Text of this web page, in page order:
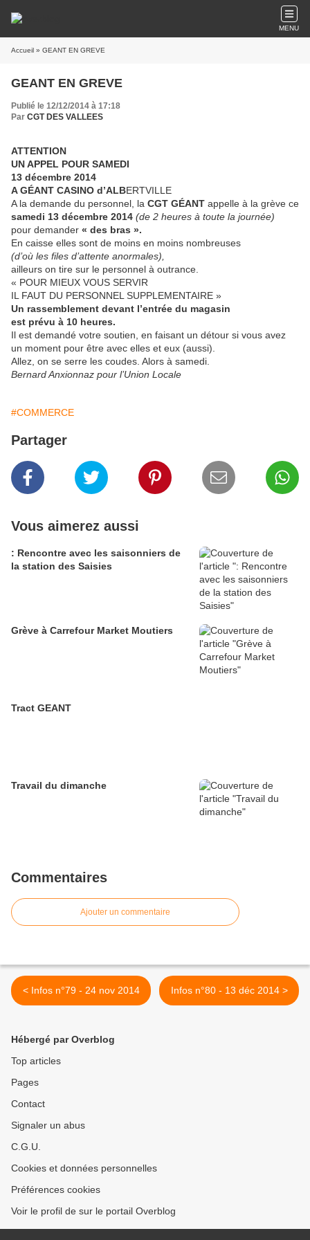
MENU
Accueil » GEANT EN GREVE
GEANT EN GREVE
Publié le 12/12/2014 à 17:18
Par CGT DES VALLEES
ATTENTION
UN APPEL POUR SAMEDI
13 décembre 2014
A GÉANT CASINO d’ALBERTVILLE
A la demande du personnel, la CGT GÉANT appelle à la grève ce
samedi 13 décembre 2014 (de 2 heures à toute la journée)
pour demander « des bras ».
En caisse elles sont de moins en moins nombreuses
(d’où les files d’attente anormales),
ailleurs on tire sur le personnel à outrance.
« POUR MIEUX VOUS SERVIR
IL FAUT DU PERSONNEL SUPPLEMENTAIRE »
Un rassemblement devant l’entrée du magasin
est prévu à 10 heures.
Il est demandé votre soutien, en faisant un détour si vous avez
un moment pour être avec elles et eux (aussi).
Allez, on se serre les coudes. Alors à samedi.
Bernard Anxionnaz pour l’Union Locale
#COMMERCE
Partager
Vous aimerez aussi
: Rencontre avec les saisonniers de
la station des Saisies
Grève à Carrefour Market Moutiers
Tract GEANT
Travail du dimanche
Commentaires
Ajouter un commentaire
< Infos n°79 - 24 nov 2014 Infos n°80 - 13 déc 2014 >
Hébergé par Overblog
Top articles
Pages
Contact
Signaler un abus
C.G.U.
Cookies et données personnelles
Préférences cookies
Voir le profil de sur le portail Overblog